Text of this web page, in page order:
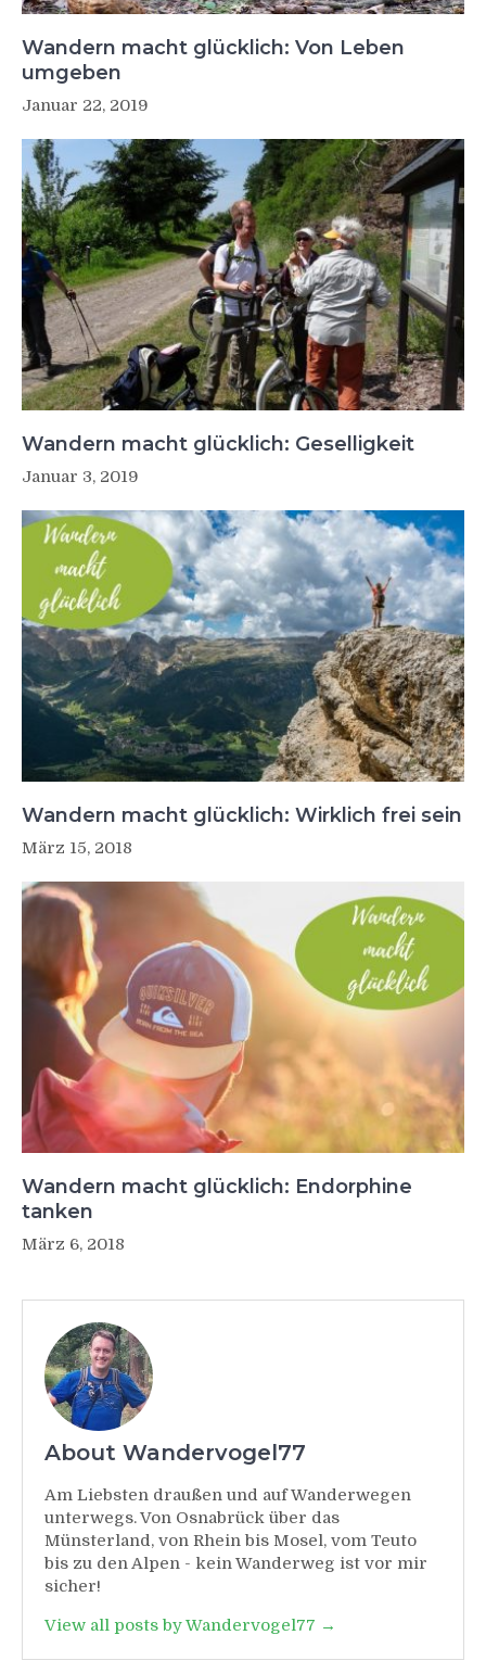
Wandern macht glücklich: Von Leben
umgeben
Januar 22, 2019
Wandern macht glücklich: Geselligkeit
Januar 3, 2019
Wandern macht glücklich: Wirklich frei sein
März 15, 2018
Wandern macht glücklich: Endorphine
tanken
März 6, 2018
About Wandervogel77
Am Liebsten draußen und auf Wanderwegen
unterwegs. Von Osnabrück über das
Münsterland, von Rhein bis Mosel, vom Teuto
bis zu den Alpen - kein Wanderweg ist vor mir
sicher!
View all posts by Wandervogel77 →